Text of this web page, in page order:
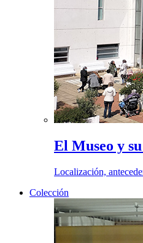
El Museo y
Localización,
Colección